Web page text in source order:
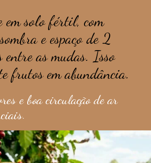
em solo fértil, com
e espaço de 2
entre as mudas. Isso
frutos em abundância.
e boa circulação de ar